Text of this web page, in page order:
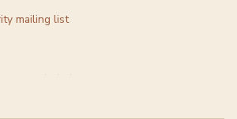
mailing list